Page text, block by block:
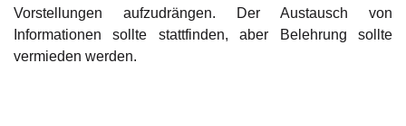
Vorstellungen aufzudrängen. Der Austausch von
Informationen sollte stattfinden, aber Belehrung sollte
vermieden werden.